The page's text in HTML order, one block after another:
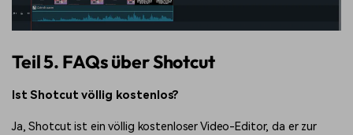
Teil 5. FAQs über Shotcut
Ist Shotcut völlig kostenlos?
Ja, Shotcut ist ein völlig kostenloser Video-Editor, da er zur